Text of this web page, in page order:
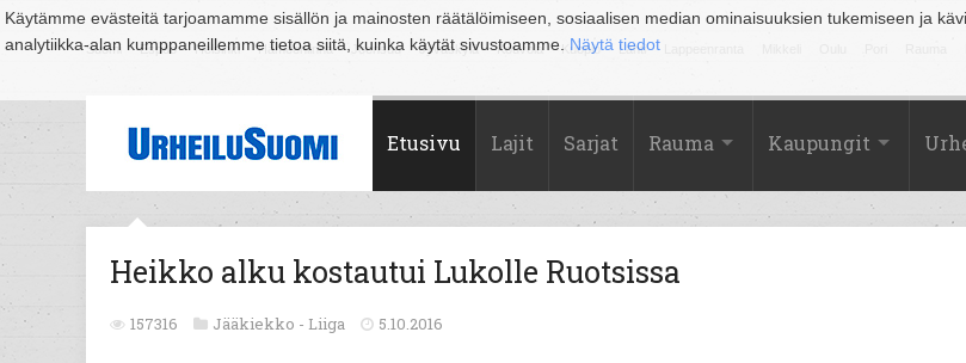
Käytämme evästeitä tarjoamamme sisällön ja mainosten räätälöimiseen, sosiaalisen median ominaisuuksien tukemiseen ja
analytiikka-alan kumppaneillemme tietoa siitä, kuinka käytät sivustoamme. Näytä tiedot
Suomi Espoo Helsinki Hämeenlinna Joensuu Jyväskylä Kouvola Kuopio Lahti
Etusivu Lajit Sarjat Rauma Kaupungit
Heikko alku kostautui Lukolle Ruotsissa
157316 Jääkiekko - Liiga 5.10.2016